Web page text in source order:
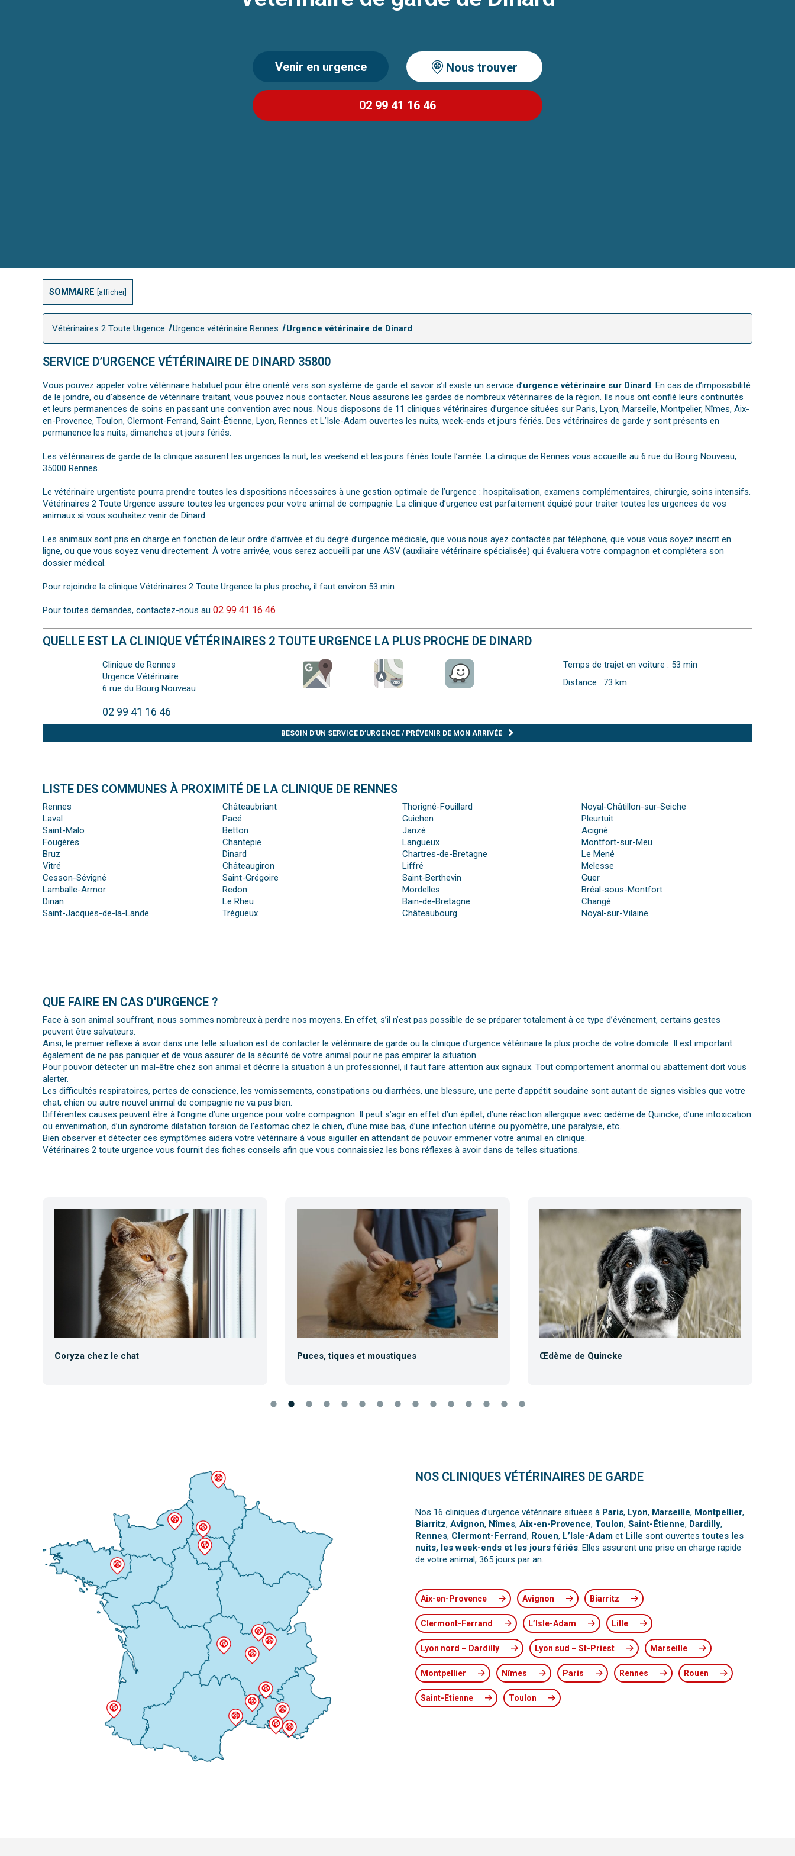
SOMMAIRE afficher
Venir en urgence
02 99 41 16 46
Nous trouver
Vétérinaires 2 Toute Urgence Urgence vétérinaire Rennes Urgence vétérinaire de Dinard
SERVICE D’URGENCE VÉTÉRINAIRE DE DINARD 35800
Vous pouvez appeler votre vétérinaire habituel pour être orienté vers son système de garde et savoir s’il existe un service d’urgence vétérinaire sur Dinard. En cas de d’impossibilité
de le joindre, ou d’absence de vétérinaire traitant, vous pouvez nous contacter. Nous assurons les gardes de nombreux vétérinaires de la région. Ils nous ont confié leurs continuités
et leurs permanences de soins en passant une convention avec nous. Nous disposons de 11 cliniques vétérinaires d’urgence situées sur Paris, Lyon, Marseille, Montpelier, Nîmes, Aix-
en-Provence, Toulon, Clermont-Ferrand, Saint-Étienne, Lyon, Rennes et L’Isle-Adam ouvertes les nuits, week-ends et jours fériés. Des vétérinaires de garde y sont présents en
permanence les nuits, dimanches et jours fériés.
Les vétérinaires de garde de la clinique assurent les urgences la nuit, les weekend et les jours fériés toute l’année. La clinique de Rennes vous accueille au 6 rue du Bourg Nouveau,
35000 Rennes.
Le vétérinaire urgentiste pourra prendre toutes les dispositions nécessaires à une gestion optimale de l’urgence : hospitalisation, examens complémentaires, chirurgie, soins intensifs.
Vétérinaires 2 Toute Urgence assure toutes les urgences pour votre animal de compagnie. La clinique d’urgence est parfaitement équipé pour traiter toutes les urgences de vos
animaux si vous souhaitez venir de Dinard.
Les animaux sont pris en charge en fonction de leur ordre d’arrivée et du degré d’urgence médicale, que vous nous ayez contactés par téléphone, que vous vous soyez inscrit en
ligne, ou que vous soyez venu directement. À votre arrivée, vous serez accueilli par une ASV (auxiliaire vétérinaire spécialisée) qui évaluera votre compagnon et complétera son
dossier médical.
Pour rejoindre la clinique Vétérinaires 2 Toute Urgence la plus proche, il faut environ 53 min
Pour toutes demandes, contactez-nous au 02 99 41 16 46
QUELLE EST LA CLINIQUE VÉTÉRINAIRES 2 TOUTE URGENCE LA PLUS PROCHE DE DINARD
Clinique de Rennes
Urgence Vétérinaire
6 rue du Bourg Nouveau
02 99 41 16 46
Temps de trajet en voiture : 53 min
Distance : 73 km
BESOIN D’UN SERVICE D’URGENCE / PRÉVENIR DE MON ARRIVÉE
LISTE DES COMMUNES À PROXIMITÉ DE LA CLINIQUE DE RENNES
Rennes
Laval
Saint-Malo
Fougères
Bruz
Vitré
Cesson-Sévigné
Lamballe-Armor
Dinan
Saint-Jacques-de-la-Lande
Châteaubriant
Pacé
Betton
Chantepie
Dinard
Châteaugiron
Saint-Grégoire
Redon
Le Rheu
Trégueux
Thorigné-Fouillard
Guichen
Janzé
Langueux
Chartres-de-Bretagne
Liffré
Saint-Berthevin
Mordelles
Bain-de-Bretagne
Châteaubourg
Noyal-Châtillon-sur-Seiche
Pleurtuit
Acigné
Montfort-sur-Meu
Le Mené
Melesse
Guer
Bréal-sous-Montfort
Changé
Noyal-sur-Vilaine
QUE FAIRE EN CAS D’URGENCE ?
Face à son animal souffrant, nous sommes nombreux à perdre nos moyens. En effet, s’il n’est pas possible de se préparer totalement à ce type d’événement, certains gestes
peuvent être salvateurs.
Ainsi, le premier réflexe à avoir dans une telle situation est de contacter le vétérinaire de garde ou la clinique d’urgence vétérinaire la plus proche de votre domicile. Il est important
également de ne pas paniquer et de vous assurer de la sécurité de votre animal pour ne pas empirer la situation.
Pour pouvoir détecter un mal-être chez son animal et décrire la situation à un professionnel, il faut faire attention aux signaux. Tout comportement anormal ou abattement doit vous
alerter.
Les difficultés respiratoires, pertes de conscience, les vomissements, constipations ou diarrhées, une blessure, une perte d’appétit soudaine sont autant de signes visibles que votre
chat, chien ou autre nouvel animal de compagnie ne va pas bien.
Différentes causes peuvent être à l’origine d’une urgence pour votre compagnon. Il peut s’agir en effet d’un épillet, d’une réaction allergique avec œdème de Quincke, d’une intoxication
ou envenimation, d’un syndrome dilatation torsion de l’estomac chez le chien, d’une mise bas, d’une infection utérine ou pyomètre, une paralysie, etc.
Bien observer et détecter ces symptômes aidera votre vétérinaire à vous aiguiller en attendant de pouvoir emmener votre animal en clinique.
Vétérinaires 2 toute urgence vous fournit des fiches conseils afin que vous connaissiez les bons réflexes à avoir dans de telles situations.
Coryza chez le chat Puces, tiques et moustiques Œdème de Quincke
NOS CLINIQUES VÉTÉRINAIRES DE GARDE
Nos 16 cliniques d’urgence vétérinaire situées à Paris, Lyon, Marseille, Montpellier,
Biarritz, Avignon, Nîmes, Aix-en-Provence, Toulon, Saint-Étienne, Dardilly,
Rennes, Clermont-Ferrand, Rouen, L’Isle-Adam et Lille sont ouvertestoutes les
nuits, les week-ends et les jours fériés. Elles assurent une prise en charge rapide
de votre animal, 365 jours par an.
Aix-en-Provence Avignon Biarritz
Clermont-Ferrand L’Isle-Adam Lille
Lyon nord – Dardilly Lyon sud – St-Priest Marseille
Montpellier Nîmes Paris Rennes Rouen
Saint-Etienne Toulon